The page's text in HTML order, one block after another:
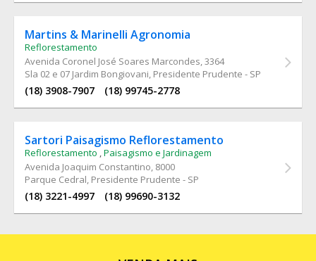
Martins & Marinelli Agronomia
Reflorestamento
Avenida Coronel José Soares Marcondes, 3364
Sla 02 e 07 Jardim Bongiovani, Presidente Prudente - SP
(18) 3908-7907 (18) 99745-2778
Sartori Paisagismo Reflorestamento
Reflorestamento ,Paisagismo e Jardinagem
Avenida Joaquim Constantino, 8000
Parque Cedral, Presidente Prudente - SP
(18) 3221-4997 (18) 99690-3132